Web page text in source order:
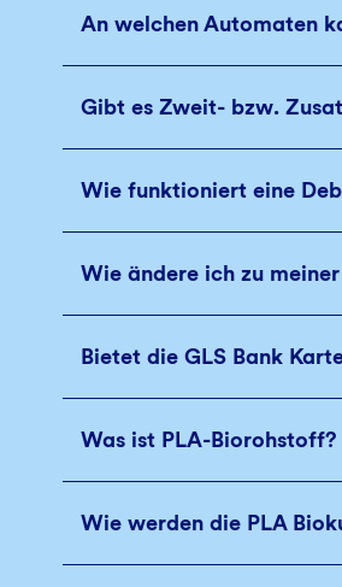
An welchen Automaten
Gibt es Zweit- bzw.
Wie funktioniert eine
Wie ändere ich zu
Bietet die GLS Bank
Was ist PLA-Biorohstoff?
Wie werden die PLA